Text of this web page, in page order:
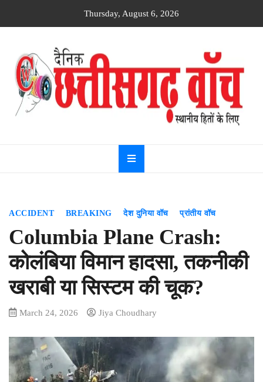
Thursday, August 6, 2026
Dainik
Chhattisgarh
watch
ACCIDENT BREAKING देश दुनिया वॉच प्रांतीय वॉच
Columbia Plane Crash:
कोलंबिया विमान हादसा, तकनीकी
खराबी या सिस्टम की चूक?
March 24, 2026 Jiya Choudhary